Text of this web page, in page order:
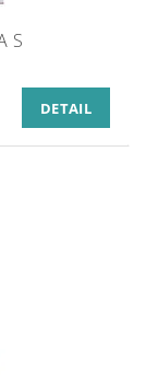
S
DETAIL